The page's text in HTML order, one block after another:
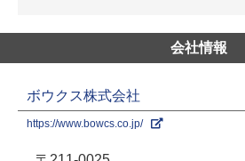
会社情報
ボウクス株式会社
https://www.bowcs.co.jp/